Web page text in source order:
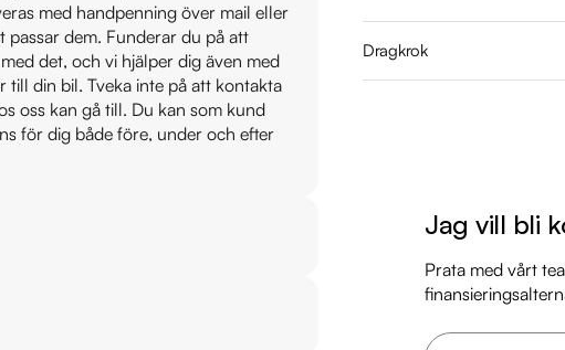
med handpenning över mail eller
dem. Funderar du på att
det, och vi hjälper dig även med
din bil. Tveka inte på att kontakta
oss kan gå till. Du kan som kund
för dig både före, under och efter
Årsskatt: Endast 360 kr
Servicehistorik:
2026-02-12 - 2041 mil
Dragkrok
Jag vill bli
Prata med vårt